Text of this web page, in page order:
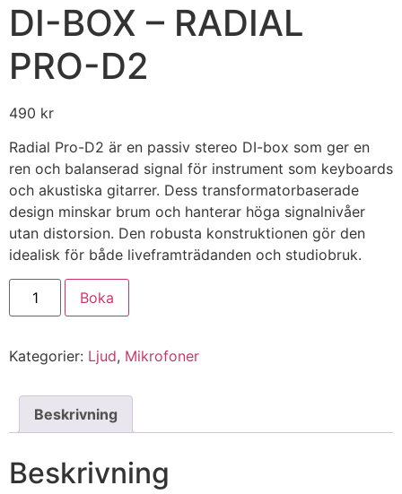
DI-BOX – RADIAL
PRO-D2
490 kr
Radial Pro-D2 är en passiv stereo DI-box som ger en
ren och balanserad signal för instrument som keyboards
och akustiska gitarrer. Dess transformatorbaserade
design minskar brum och hanterar höga signalnivåer
utan distorsion. Den robusta konstruktionen gör den
idealisk för både liveframträdanden och studiobruk.
Boka
Kategorier: Ljud, Mikrofoner
Beskrivning
Beskrivning